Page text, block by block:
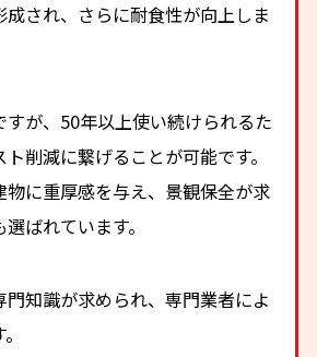
され、さらに耐食性が向上しま
すが、50年以上使い続けられるた
削減に繋げることが可能です。
物に重厚感を与え、景観保全が求
ばれています。
門知識が求められ、専門業者によ